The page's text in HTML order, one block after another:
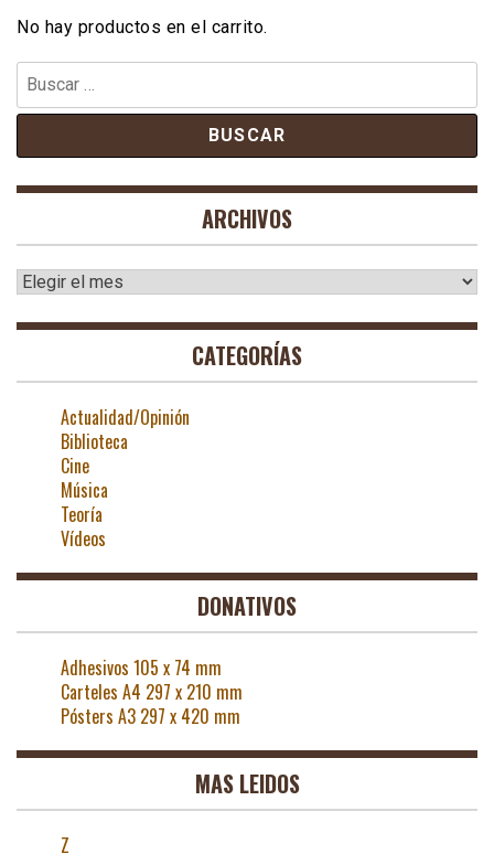
No hay productos en el carrito.
Buscar:
ARCHIVOS
Archivos
CATEGORÍAS
Actualidad/Opinión
Biblioteca
Cine
Música
Teoría
Vídeos
DONATIVOS
Adhesivos 105 x 74 mm
Carteles A4 297 x 210 mm
Pósters A3 297 x 420 mm
MAS LEIDOS
Z